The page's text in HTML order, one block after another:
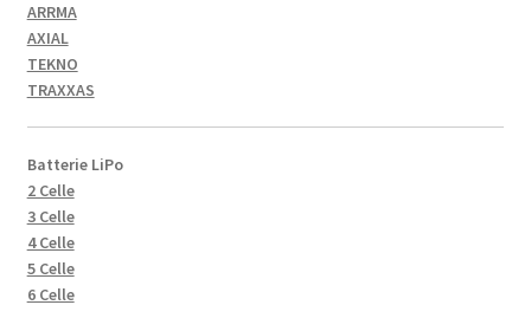
ARRMA
AXIAL
TEKNO
TRAXXAS
Batterie LiPo
2 Celle
3 Celle
4 Celle
5 Celle
6 Celle